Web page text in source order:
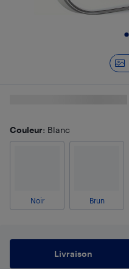
Couleur: Blanc
Noir Brun
Livraison